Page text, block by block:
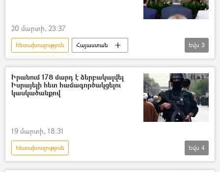
20 մարտի, 23:37
հետախուզություն
Հայաստան
Ադրբեջան
խաղաղություն
ԱՄՆ
Վիգեն Հակոբյան
Եվս 3
Իրանում 178 մարդ է ձերբակալվել
Իսրայելի հետ համագործակցելու
կասկածանքով
19 մարտի, 18:31
հետախուզություն
Իրանի Իսլամական Հանրապետություն
Եվս 4